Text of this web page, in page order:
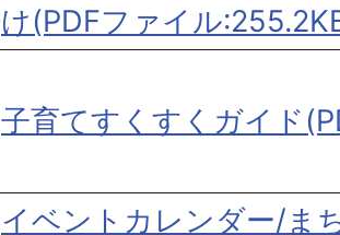
け(PDFファイル
子育てすくすくガイド
イベントカレンダー/ま